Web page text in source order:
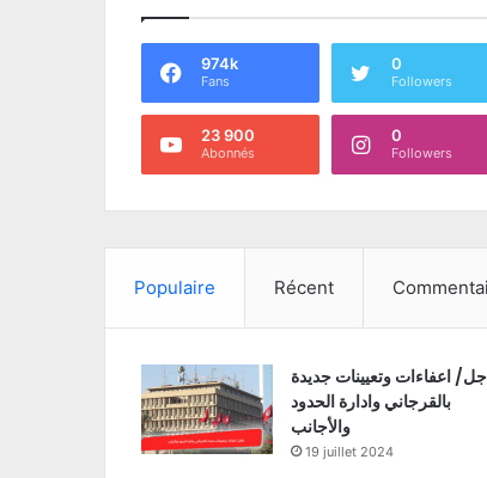
974k
Fans
0
Followers
23 900
Abonnés
0
Followers
Populaire Récent
اعفاءات وتعيينات جديدة
بالقرجاني وادارة الحدود
والأجانب
19 juillet 2024